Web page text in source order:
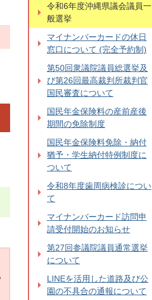
令和6年度沖縄県議会議員一
般選挙
マイナンバーカードの休日
窓口について (完全予約制)
第50回衆議院議員総選挙及
び第26回最高裁判所裁判官
国民審査について
国民年金保険料の産前産後
期間の免除制度
国民年金保険料免除・納付
猶予・学生納付特例制度に
ついて
令和8年度歯周病検診につい
て
マイナンバーカード訪問申
請受付開始のお知らせ
第27回参議院議員通常選挙
について
LINEを活用した道路及び公
園の不具合の通報について